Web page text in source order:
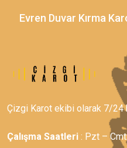
Evren Duvar Kırma
Çizgi Karot ekibi olarak 7/
Çalışma Saatleri : Pzt –